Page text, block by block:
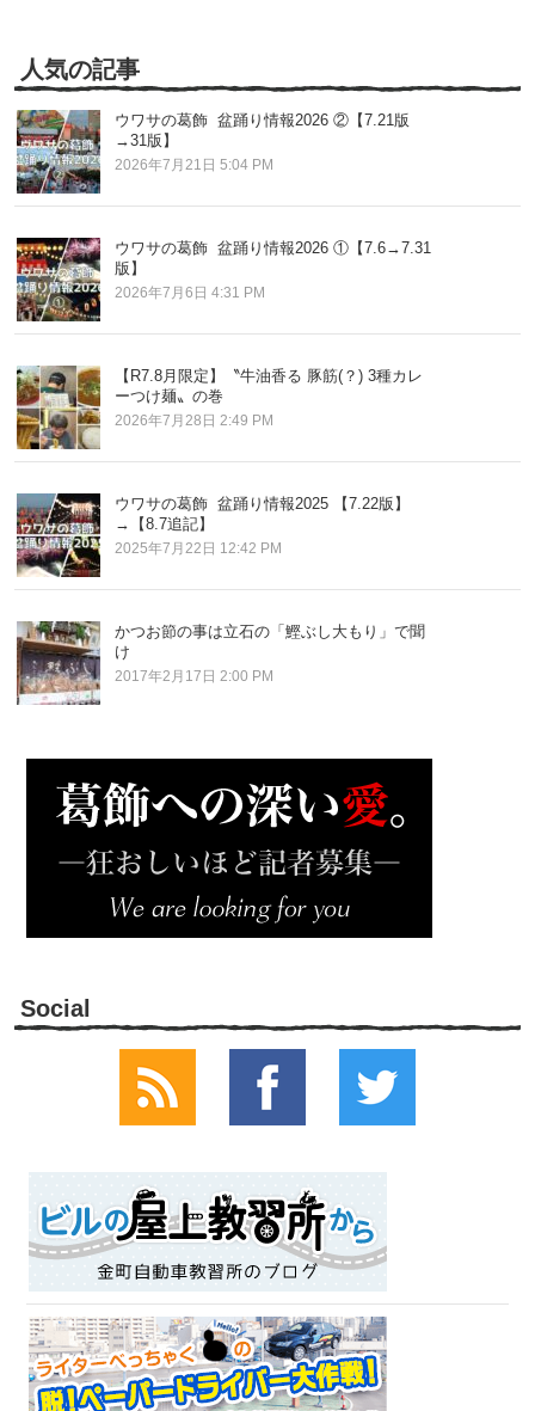
人気の記事
ウワサの葛飾 盆踊り情報2026 ②【7.21版
→31版】
2026年7月21日 5:04 PM
ウワサの葛飾 盆踊り情報2026 ①【7.6→7.31
版】
2026年7月6日 4:31 PM
【R7.8月限定】〝牛油香る 豚筋(？) 3種カレ
ーつけ麺〟の巻
2026年7月28日 2:49 PM
ウワサの葛飾 盆踊り情報2025 【7.22版】
→【8.7追記】
2025年7月22日 12:42 PM
かつお節の事は立石の「鰹ぶし大もり」で聞
け
2017年2月17日 2:00 PM
Social